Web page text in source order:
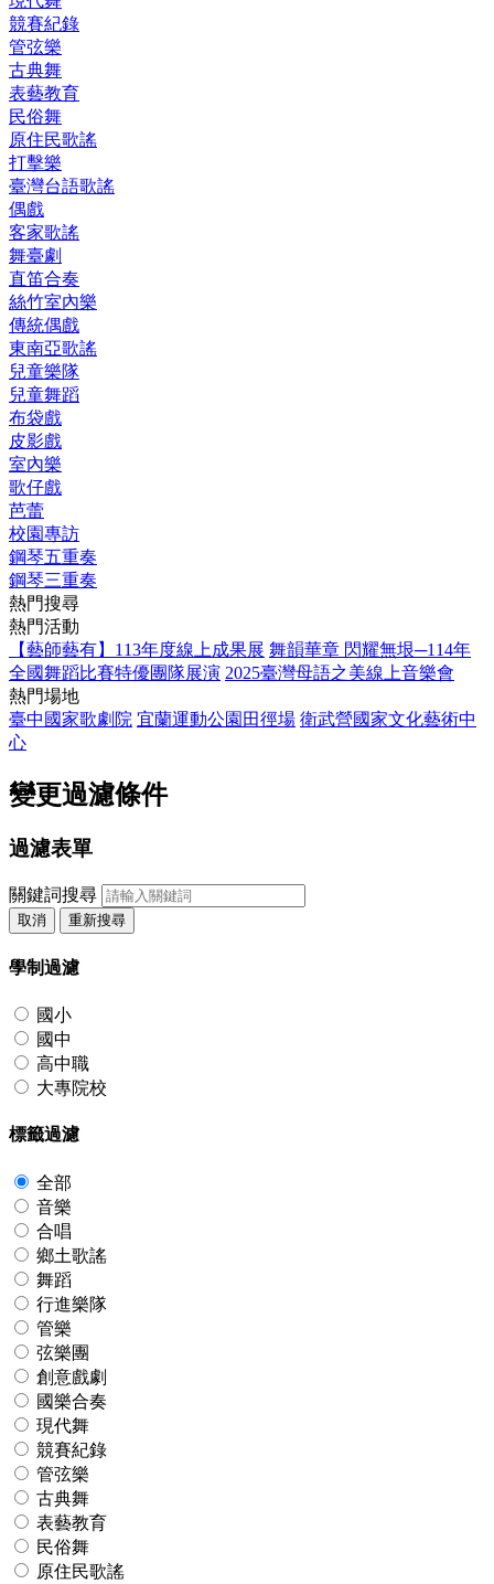
競賽紀錄
管弦樂
古典舞
表藝教育
民俗舞
原住民歌謠
打擊樂
臺灣台語歌謠
偶戲
客家歌謠
舞臺劇
直笛合奏
絲竹室內樂
傳統偶戲
東南亞歌謠
兒童樂隊
兒童舞蹈
布袋戲
皮影戲
室內樂
歌仔戲
芭蕾
校園專訪
鋼琴五重奏
鋼琴三重奏
熱門搜尋
熱門活動
【藝師藝有】113年度線上成果展 舞韻華章 閃耀無垠─114年
全國舞蹈比賽特優團隊展演 2025臺灣母語之美線上音樂會
熱門場地
臺中國家歌劇院 宜蘭運動公園田徑場 衛武營國家文化藝術中
心
變更過濾條件
過濾表單
關鍵詞搜尋
取消 重新搜尋
學制過濾
國小
國中
高中職
大專院校
標籤過濾
全部
音樂
合唱
鄉土歌謠
舞蹈
行進樂隊
管樂
弦樂團
創意戲劇
國樂合奏
現代舞
競賽紀錄
管弦樂
古典舞
表藝教育
民俗舞
原住民歌謠